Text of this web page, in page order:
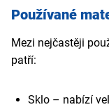
Používané
Mezi nejčastěji
patří:
Sklo – nabízí